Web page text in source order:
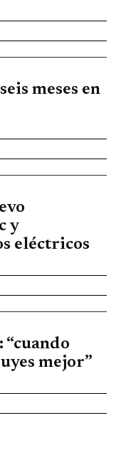
meses en
y
eléctricos
mejor”